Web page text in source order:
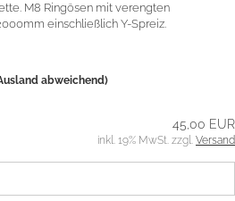
M8 Ringösen mit verengten
einschließlich Y-Spreiz.
abweichend)
45,00 EUR
inkl. 19% MwSt. zzgl. Versand